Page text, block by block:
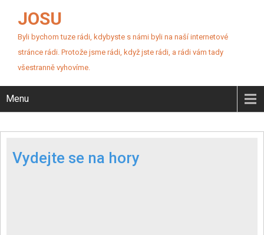
JOSU
Byli bychom tuze rádi, kdybyste s námi byli na naší internetové
stránce rádi. Protože jsme rádi, když jste rádi, a rádi vám tady
všestranně vyhovíme.
Menu
Vydejte se na hory